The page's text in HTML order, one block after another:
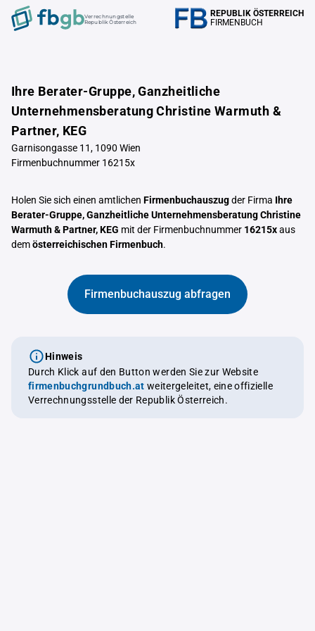
Verrechnungstelle
Republik Österreich
REPUBLIK ÖSTERREICH
FIRMENBUCH
Ihre Berater-Gruppe, Ganzheitliche
Unternehmensberatung Christine Warmuth &
Partner, KEG
Garnisongasse 11, 1090 Wien
Firmenbuchnummer 16215x
Holen Sie sich einen amtlichen Firmenbuchauszugder Firma Ihre
Berater-Gruppe, Ganzheitliche Unternehmensberatung Christine
Warmuth & Partner, KEG mit der Firmenbuchnummer 16215xaus
demösterreichischen Firmenbuch.
Firmenbuchauszug abfragen
Hinweis
Durch Klick auf den Button werden Sie zur Website
firmenbuchgrundbuch.at weitergeleitet, eine offizielle
Verrechnungsstelle der Republik Österreich.